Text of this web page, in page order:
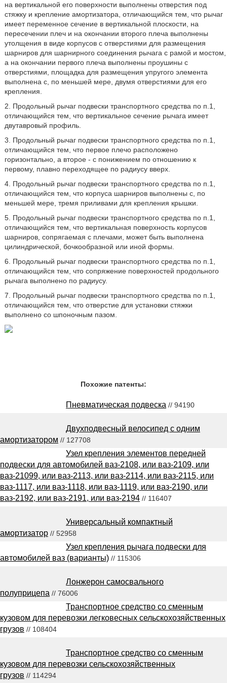
на вертикальной его поверхности выполнены отверстия под
стяжку и крепление амортизатора, отличающийся тем, что рычаг
имеет переменное сечение в вертикальной плоскости, на
пересечении плеч и на окончании второго плеча выполнены
утолщения в виде корпусов с отверстиями для размещения
шарниров для шарнирного соединения рычага с рамой и мостом,
а на окончании первого плеча выполнены проушины с
отверстиями, площадка для размещения упругого элемента
выполнена с, по меньшей мере, двумя отверстиями для его
крепления.
2. Продольный рычаг подвески транспортного средства по п.1,
отличающийся тем, что вертикальное сечение рычага имеет
двутавровый профиль.
3. Продольный рычаг подвески транспортного средства по п.1,
отличающийся тем, что первое плечо расположено
горизонтально, а второе - с понижением по отношению к
первому, плавно переходящее по радиусу вверх.
4. Продольный рычаг подвески транспортного средства по п.1,
отличающийся тем, что корпуса шарниров выполнены с, по
меньшей мере, тремя приливами для крепления крышки.
5. Продольный рычаг подвески транспортного средства по п.1,
отличающийся тем, что вертикальная поверхность корпусов
шарниров, сопрягаемая с плечами, может быть выполнена
цилиндрической, бочкообразной или иной формы.
6. Продольный рычаг подвески транспортного средства по п.1,
отличающийся тем, что сопряжение поверхностей продольного
рычага выполнено по радиусу.
7. Продольный рычаг подвески транспортного средства по п.1,
отличающийся тем, что отверстие для установки стяжки
выполнено со шпоночным пазом.
Похожие патенты:
Пневматическая подвеска // 94190
Двухподвесный велосипед с одним
амортизатором // 127708
Узел крепления элементов передней
подвески для автомобилей ваз-2108, или ваз-2109, или
ваз-21099, или ваз-2113, или ваз-2114, или ваз-2115, или
ваз-1117, или ваз-1118, или ваз-1119, или ваз-2190, или
ваз-2192, или ваз-2191, или ваз-2194 // 116407
Универсальный компактный
амортизатор // 52958
Узел крепления рычага подвески для
автомобилей ваз (варианты) // 115306
Лонжерон самосвального
полуприцепа // 76006
Транспортное средство со сменным
кузовом для перевозки легковесных сельскохозяйственных
грузов // 108404
Транспортное средство со сменным
кузовом для перевозки сельскохозяйственных
грузов // 114294